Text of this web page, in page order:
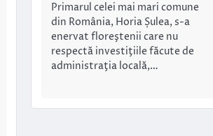
Primarul celei mai mari comune
din România, Horia Șulea, s-a
enervat floreştenii care nu
respectă investiţiile făcute de
administraţia locală,…